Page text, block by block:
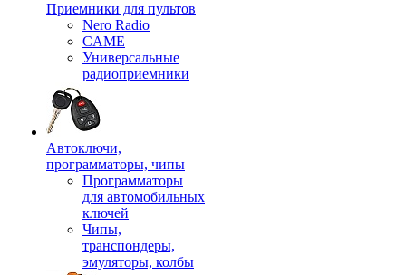
Приемники для пультов
Nero Radio
CAME
Универсальные
радиоприемники
Автоключи,
программаторы, чипы
Программаторы
для автомобильных
ключей
Чипы,
транспондеры,
эмуляторы, колбы